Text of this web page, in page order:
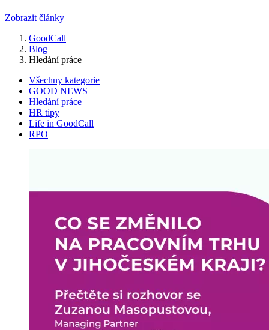
Zobrazit články
GoodCall
Blog
Hledání práce
Všechny kategorie
GOOD NEWS
Hledání práce
HR tipy
Life in GoodCall
RPO